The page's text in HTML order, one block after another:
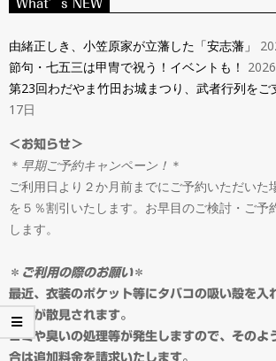
タ
ル
＆
オ
ー
ダ
ー
Navigation
What’s NEW
由緒正しき、小笠原家が立藩した「安志藩」
節句・七五三は甲冑で祝う！イベントも！
第23回わだやま竹田お城まつり、武者行列をご
17日
＜お知らせ＞
＊ 早期ご予約キャンペーン！ ＊
ご利用日より２か月前までにご予約いただいた
を５％割引いたします。お早目のご検討・ご予
します。
＊ ご利用の際のお願い＊
最近、衣装のポケット等にタバコの吸い殻を入
事例が散見されます。
ゴミや臭いの処理等が発生しますので、そのよ
合は追加料金を請求いたします。